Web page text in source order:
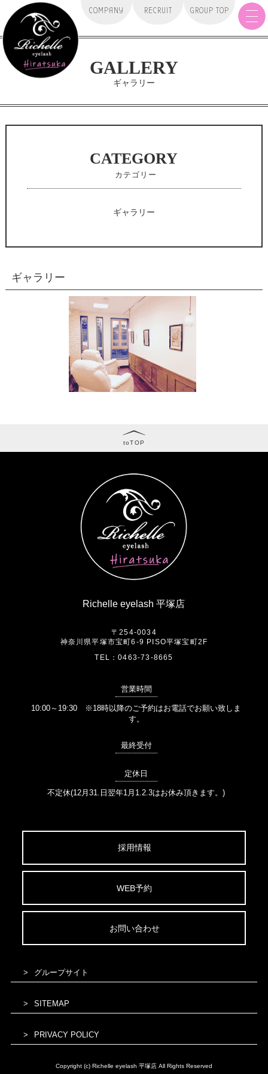
メ
開
COMPANY RECRUIT GROUP TOP
GALLERY
ギャラリー
CATEGORY
カテゴリー
ギャラリー
ギャラリー
toTOP
Richelle eyelash 平塚店
〒254-0034
神奈川県平塚市宝町6-9 PISO平塚宝町2F
TEL：0463-73-8665
営業時間
10:00～19:30 ※18時以降のご予約はお電話でお願い致しま
す。
最終受付
定休日
不定休(12月31.日翌年1月1.2.3はお休み頂きます。)
採用情報
WEB予約
お問い合わせ
グループサイト
SITEMAP
PRIVACY POLICY
Copyright (c) Richelle eyelash 平塚店 All Rights Reserved